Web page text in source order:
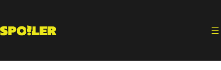
contenido